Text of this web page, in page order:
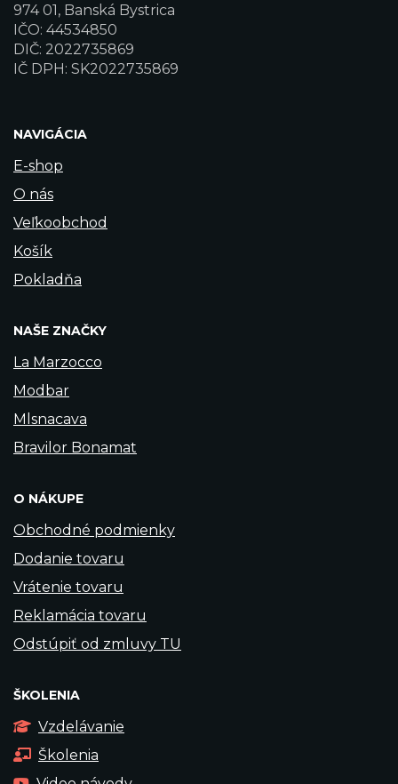
974 01, Banská Bystrica
IČO: 44534850
DIČ: 2022735869
IČ DPH: SK2022735869
NAVIGÁCIA
E-shop
O nás
Veľkoobchod
Košík
Pokladňa
NAŠE ZNAČKY
La Marzocco
Modbar
Mlsnacava
Bravilor Bonamat
O NÁKUPE
Obchodné podmienky
Dodanie tovaru
Vrátenie tovaru
Reklamácia tovaru
Odstúpiť od zmluvy TU
ŠKOLENIA
Vzdelávanie
Školenia